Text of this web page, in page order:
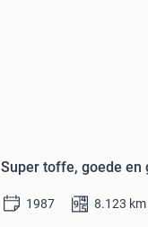
Super toffe, goede en
1987 8.123 km